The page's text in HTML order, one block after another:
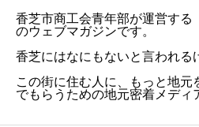
香芝市商工会青年部が運営する
のウェブマガジンです。
香芝にはなにもないと言われる
この街に住む人に、もっと地元
でもらうための地元密着メディ